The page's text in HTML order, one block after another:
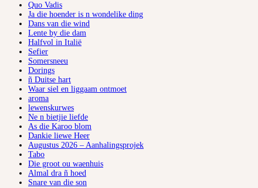
Quo Vadis
Ja die hoender is n wondelike ding
Dans van die wind
Lente by die dam
Halfvol in Italië
Sefier
Somersneeu
Dorings
ñ Duitse hart
Waar siel en liggaam ontmoet
aroma
lewenskurwes
Ne n bietjie liefde
As die Karoo blom
Dankie liewe Heer
Augustus 2026 – Aanhalingsprojek
Tabo
Die groot ou waenhuis
Almal dra ñ hoed
Snare van die son